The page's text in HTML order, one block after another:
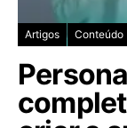
Artigos Conteúdo